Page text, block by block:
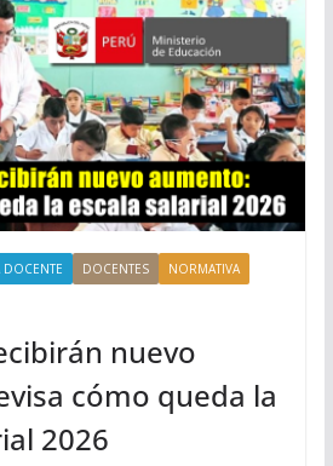
DOCENTE DOCENTES
NORMATIVA
nuevo
cómo queda la
2026